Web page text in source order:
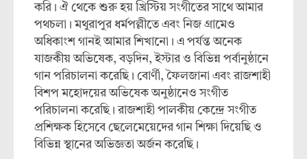
করি। ঐ থেকে শুরু হয় খ্রিস্টিয় সংগীতের সাথে আমার
পথচলা। মথুরাপুর ধর্মপল্লীতে এবং নিজ গ্রামেও
অধিকাংশ গানই আমার শিখানো। এ পর্যন্ত অনেক
যাজকীয় অভিষেক, বড়দিন, ইস্টার ও বিভিন্ন পর্বানুষ্ঠানে
গান পরিচালনা করেছি। বোর্ণী, ফৈলজানা এবং রাজশাহী
বিশপ মহোদয়ের অভিষেক অনুষ্ঠানেও সংগীত
পরিচালনা করেছি। রাজশাহী পালকীয় কেন্দ্রে সংগীত
প্রশিক্ষক হিসেবে ছেলেমেয়েদের গান শিক্ষা দিয়েছি ও
বিভিন্ন স্থানের অভিজ্ঞতা অর্জন করেছি।